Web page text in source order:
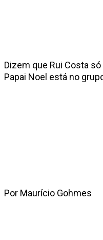
Dizem que Rui Costa
Papai Noel está no
Por Maurício Gohmes